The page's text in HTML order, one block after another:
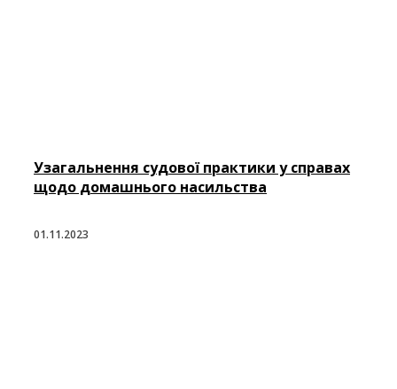
Узагальнення судової практики у справах
щодо домашнього насильства
01.11.2023